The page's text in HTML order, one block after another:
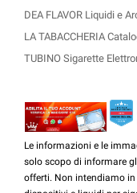
DEA FLAVOR Liquidi e
LA TABACCHERIA
TUBINO Sigarette
Le informazioni e le
solo scopo di informare
offerti. Non intendiamo